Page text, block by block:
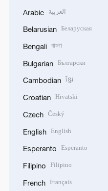
Arabic العربية
Belarusian Беларуская
Bengali বাংলা
Bulgarian Български
Cambodian ខ្មែរ
Croatian Hrvatski
Czech Český
English English
Esperanto Esperanto
Filipino Filipino
French Français